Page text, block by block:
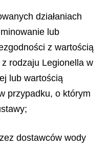
działaniach
lub
z wartością
rodzaju Legionella w
lub wartością
przypadku, o którym
dostawców wody